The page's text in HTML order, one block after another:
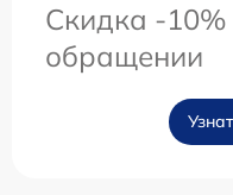
Скидка -
обращении